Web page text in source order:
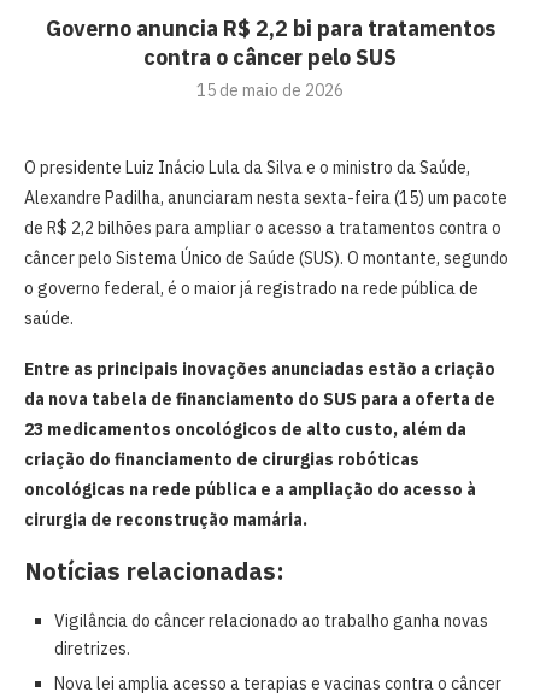
Governo anuncia R$ 2,2 bi para tratamentos
contra o câncer pelo SUS
15 de maio de 2026
O presidente Luiz Inácio Lula da Silva e o ministro da Saúde,
Alexandre Padilha, anunciaram nesta sexta-feira (15) um pacote
de R$ 2,2 bilhões para ampliar o acesso a tratamentos contra o
câncer pelo Sistema Único de Saúde (SUS). O montante, segundo
o governo federal, é o maior já registrado na rede pública de
saúde.
Entre as principais inovações anunciadas estão a criação
da nova tabela de financiamento do SUS para a oferta de
23 medicamentos oncológicos de alto custo, além da
criação do financiamento de cirurgias robóticas
oncológicas na rede pública e a ampliação do acesso à
cirurgia de reconstrução mamária.
Notícias relacionadas:
Vigilância do câncer relacionado ao trabalho ganha novas
diretrizes.
Nova lei amplia acesso a terapias e vacinas contra o câncer